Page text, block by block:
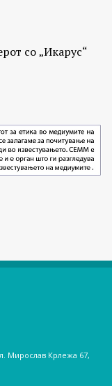
со „Икарус“
Мирослав Крлежа 67,